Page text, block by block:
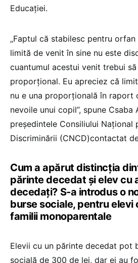
Educației.
„Faptul că stabilesc pentru
limită de venit în sine nu este
cuantumul acestui venit trebui
proporțional. Eu apreciez că
nu e una proporțională în raport
nevoile unui copil”, spune Csaba
președintele Consiliului Național
Discriminării (CNCD)contactat
Cum a apărut distincția
părinte decedat și elev cu
decedați? S-a introdus o
burse sociale, pentru elevi
familii monoparentale
Elevii cu un părinte decedat pot
socială de 300 de lei, dar ei au